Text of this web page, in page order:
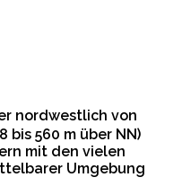
nordwestlich von
560 m über NN)
mit den vielen
Umgebung